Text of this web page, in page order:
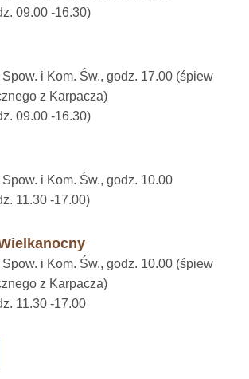
09.00 -16.30)
i Kom. Św., godz. 17.00 (śpiew
z Karpacza)
09.00 -16.30)
i Kom. Św., godz. 10.00
11.30 -17.00)
i Kom. Św., godz. 10.00 (śpiew
z Karpacza)
11.30 -17.00